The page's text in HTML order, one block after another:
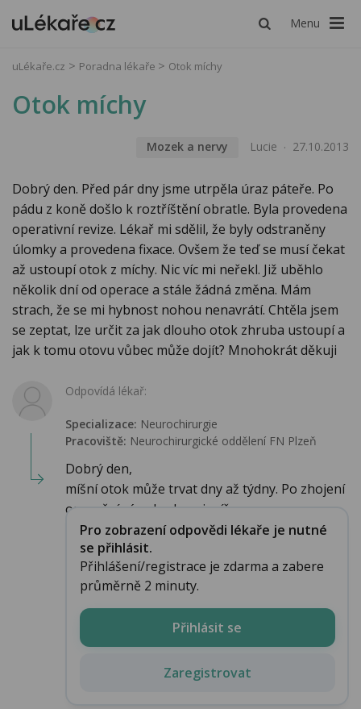
Menu
uLékaře.cz Poradna lékaře Otok míchy
Otok míchy
Mozek a nervy Lucie 27.10.2013
Dobrý den. Před pár dny jsme utrpěla úraz páteře. Po
pádu z koně došlo k roztříštění obratle. Byla provedena
operativní revize. Lékař mi sdělil, že byly odstraněny
úlomky a provedena fixace. Ovšem že teď se musí čekat
až ustoupí otok z míchy. Nic víc mi neřekl. Již uběhlo
několik dní od operace a stále žádná změna. Mám
strach, že se mi hybnost nohou nenavrátí. Chtěla jsem
se zeptat, lze určit za jak dlouho otok zhruba ustoupí a
jak k tomu otovu vůbec může dojít? Mnohokrát děkuji
Odpovídá lékař:
Specializace: Neurochirurgie
Pracoviště: Neurochirurgické oddělení FN Plzeň
Dobrý den,
míšní otok může trvat dny až týdny. Po zhojení
operační rány bude nejspíše...
Pro zobrazení odpovědi lékaře je nutné
se přihlásit.
Přihlášení/registrace je zdarma a zabere
průměrně 2 minuty.
Přihlásit se
Zaregistrovat